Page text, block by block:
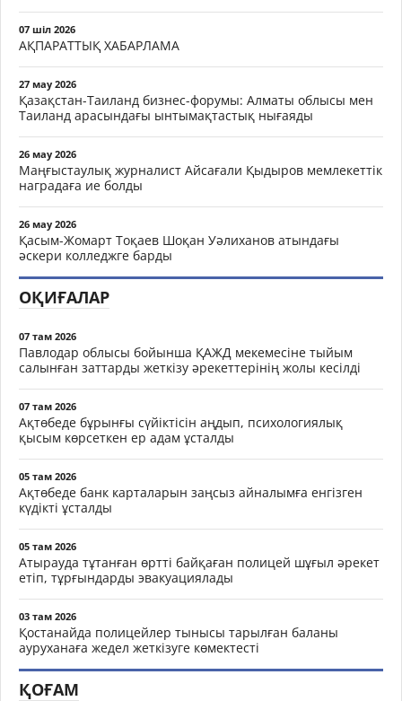
07 шіл 2026
АҚПАРАТТЫҚ ХАБАРЛАМА
27 мау 2026
Қазақстан-Таиланд бизнес-форумы: Алматы облысы мен
Таиланд арасындағы ынтымақтастық нығаяды
26 мау 2026
Маңғыстаулық журналист Айсағали Қыдыров мемлекеттік
наградаға ие болды
26 мау 2026
Қасым-Жомарт Тоқаев Шоқан Уәлиханов атындағы
әскери колледжге барды
ОҚИҒАЛАР
07 там 2026
Павлодар облысы бойынша ҚАЖД мекемесіне тыйым
салынған заттарды жеткізу әрекеттерінің жолы кесілді
07 там 2026
Ақтөбеде бұрынғы сүйіктісін аңдып, психологиялық
қысым көрсеткен ер адам ұсталды
05 там 2026
Ақтөбеде банк карталарын заңсыз айналымға енгізген
күдікті ұсталды
05 там 2026
Атырауда тұтанған өртті байқаған полицей шұғыл әрекет
етіп, тұрғындарды эвакуациялады
03 там 2026
Қостанайда полицейлер тынысы тарылған баланы
ауруханаға жедел жеткізуге көмектесті
ҚОҒАМ